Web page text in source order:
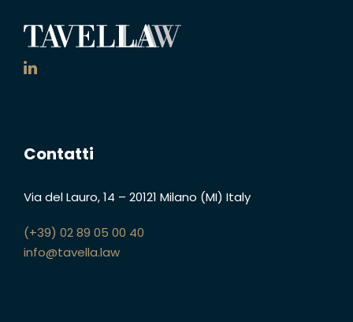
Contatti
Via del Lauro, 14 – 20121 Milano (MI) Italy
(+39) 02 89 05 00 40
info@tavella.law